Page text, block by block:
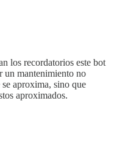
los recordatorios este bot
un mantenimiento no
aproxima, sino que
aproximados.